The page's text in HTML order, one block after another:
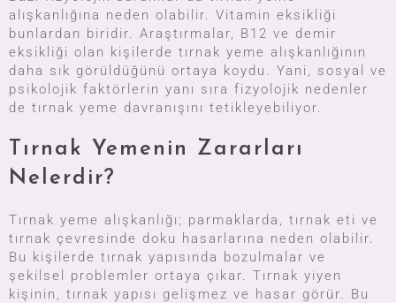
alışkanlığına neden olabilir. Vitamin eksikliği
bunlardan biridir. Araştırmalar, B12 ve demir
eksikliği olan kişilerde tırnak yeme alışkanlığının
daha sık görüldüğünü ortaya koydu. Yani, sosyal ve
psikolojik faktörlerin yanı sıra fizyolojik nedenler
de tırnak yeme davranışını tetikleyebiliyor.
Tırnak Yemenin Zararları
Nelerdir?
Tırnak yeme alışkanlığı; parmaklarda, tırnak eti ve
tırnak çevresinde doku hasarlarına neden olabilir.
Bu kişilerde tırnak yapısında bozulmalar ve
şekilsel problemler ortaya çıkar. Tırnak yiyen
kişinin, tırnak yapısı gelişmez ve hasar görür. Bu